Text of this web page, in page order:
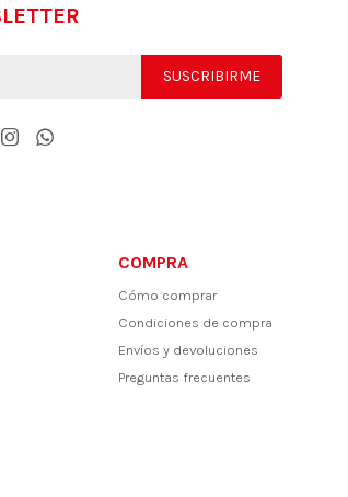
COMPRA
Cómo comprar
Condiciones de compra
Envíos y devoluciones
Preguntas frecuentes
SUSCRIBIRME
 